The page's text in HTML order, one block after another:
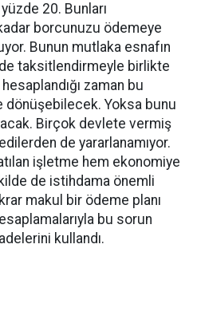
20. Bunları
borcunuzu ödemeye
Bunun mutlaka esnafın
taksitlendirmeyle birlikte
zaman bu
dönüşebilecek. Yoksa bunu
Birçok devlete vermiş
de yararlanamıyor.
işletme hem ekonomiye
de istihdama önemli
makul bir ödeme planı
bu sorun
kullandı.